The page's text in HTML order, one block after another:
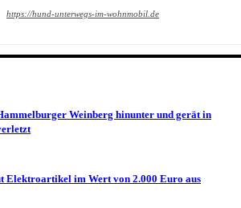
https://hund-unterwegs-im-wohnmobil.de
Weinberg hinunter und gerät in
Elektroartikel im Wert von 2.000 Euro aus